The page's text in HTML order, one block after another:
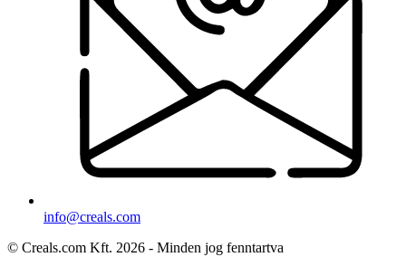
info@creals.com
© Creals.com Kft. 2026 - Minden jog fenntartva